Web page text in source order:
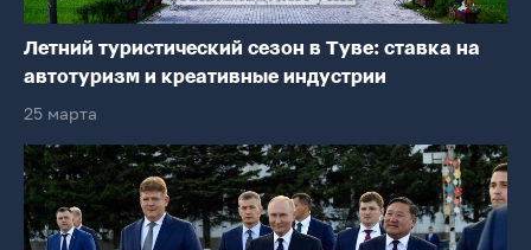
Летний туристический сезон в Туве: ставка на
автотуризм и креативные индустрии
25 марта